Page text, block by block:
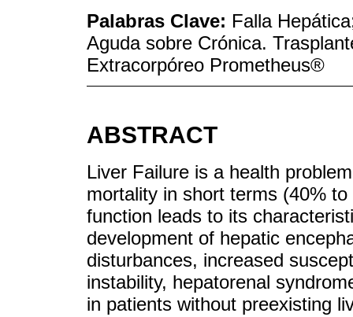
Palabras Clave: Falla
Aguda sobre Crónica.
Extracorpóreo Prometheus®
ABSTRACT
Liver Failure is a health
mortality in short terms (40%
function leads to its
development of hepatic
disturbances, increased
instability, hepatorenal
in patients without preexisting